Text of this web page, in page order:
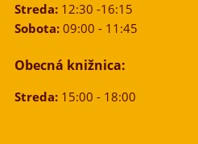
Streda:12:30 -16:15
Sobota:09:00 - 11:45
Obecná knižnica:
Streda:15:00 - 18:00